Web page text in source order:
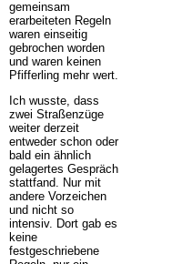
gemeinsam
erarbeiteten Regeln
waren einseitig
gebrochen worden
und waren keinen
Pfifferling mehr wert.
Ich wusste, dass
zwei Straßenzüge
weiter derzeit
entweder schon oder
bald ein ähnlich
gelagertes Gespräch
stattfand. Nur mit
andere Vorzeichen
und nicht so
intensiv. Dort gab es
keine
festgeschriebene